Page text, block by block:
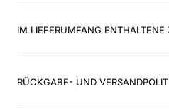
IM LIEFERUMFANG ENTHALTENE
RÜCKGABE- UND